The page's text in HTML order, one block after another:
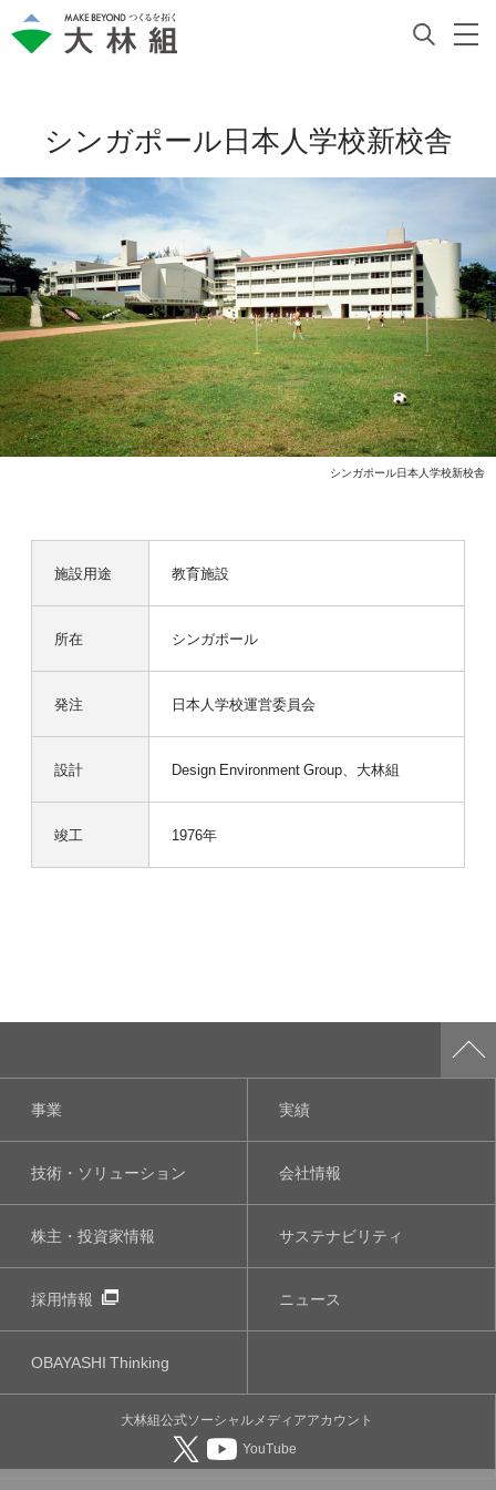
シンガポール日本人学校新校舎
シンガポール日本人学校新校舎
施設用途 教育施設
所在 シンガポール
発注 日本人学校運営委員会
設計 Design Environment Group、大林組
竣工 1976年
事業 実績
技術・ソリューション 会社情報
株主・投資家情報 サステナビリティ
採用情報 ニュース
OBAYASHIThinking
大林組公式ソーシャルメディアアカウント
YouTube